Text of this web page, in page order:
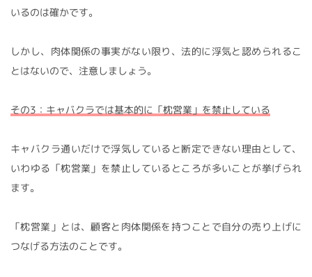
いるのは確かです。
しかし、肉体関係の事実がない限り、法的に浮気と認められるこ
とはないので、注意しましょう。
その3：キャバクラでは基本的に「枕営業」を禁止している
キャバクラ通いだけで浮気していると断定できない理由として、
いわゆる「枕営業」を禁止しているところが多いことが挙げられ
ます。
「枕営業」とは、顧客と肉体関係を持つことで自分の売り上げに
つなげる方法のことです。